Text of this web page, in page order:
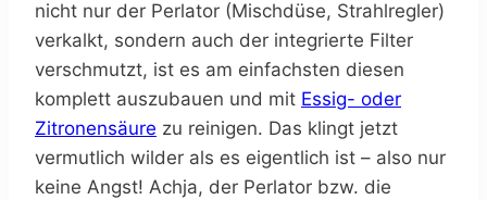
nicht nur der Perlator (Mischdüse, Strahlregler)
verkalkt, sondern auch der integrierte Filter
verschmutzt, ist es am einfachsten diesen
komplett auszubauen und mit Essig- oder
Zitronensäure zu reinigen. Das klingt jetzt
vermutlich wilder als es eigentlich ist – also nur
keine Angst! Achja, der Perlator bzw. die